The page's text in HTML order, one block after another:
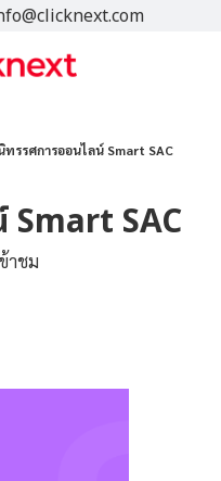
ทรรศการออนไลน์ Smart SAC
Smart SAC
าชม